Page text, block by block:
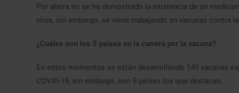
Por ahora no se ha demostrado la existencia de un
virus, sin embargo, se viene trabajando en vacunas contra la
¿Cuáles son los 5 países en la carrera por la vacuna?
En estos momentos se están desarrollando 149 vacunas
COVID-19, sin embargo, son 5 países los que destacan.